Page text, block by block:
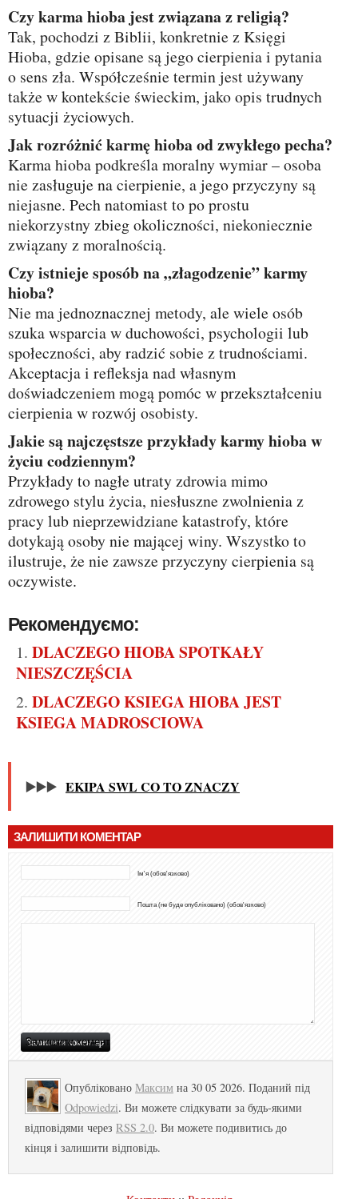
Czy karma hioba jest związana z religią?
Tak, pochodzi z Biblii, konkretnie z Księgi
Hioba, gdzie opisane są jego cierpienia i pytania
o sens zła. Współcześnie termin jest używany
także w kontekście świeckim, jako opis trudnych
sytuacji życiowych.
Jak rozróżnić karmę hioba od zwykłego pecha?
Karma hioba podkreśla moralny wymiar – osoba
nie zasługuje na cierpienie, a jego przyczyny są
niejasne. Pech natomiast to po prostu
niekorzystny zbieg okoliczności, niekoniecznie
związany z moralnością.
Czy istnieje sposób na „złagodzenie” karmy
hioba?
Nie ma jednoznacznej metody, ale wiele osób
szuka wsparcia w duchowości, psychologii lub
społeczności, aby radzić sobie z trudnościami.
Akceptacja i refleksja nad własnym
doświadczeniem mogą pomóc w przekształceniu
cierpienia w rozwój osobisty.
Jakie są najczęstsze przykłady karmy hioba w
życiu codziennym?
Przykłady to nagłe utraty zdrowia mimo
zdrowego stylu życia, niesłuszne zwolnienia z
pracy lub nieprzewidziane katastrofy, które
dotykają osoby nie mającej winy. Wszystko to
ilustruje, że nie zawsze przyczyny cierpienia są
oczywiste.
Рекомендуємо:
DLACZEGO HIOBA SPOTKAŁY
NIESZCZĘŚCIA
DLACZEGO KSIEGA HIOBA JEST
KSIEGA MADROSCIOWA
▶️▶️▶️ EKIPA SWL CO TO ZNACZY
ЗАЛИШИТИ КОМЕНТАР
Ім'я (обов'язково)
Пошта (не буде опубліковано) (обов'язково)
Опубліковано Максим на 30 05 2026. Поданий під
Odpowiedzi. Ви можете слідкувати за будь-якими
відповідями через RSS 2.0. Ви можете подивитись до
кінця і залишити відповідь.